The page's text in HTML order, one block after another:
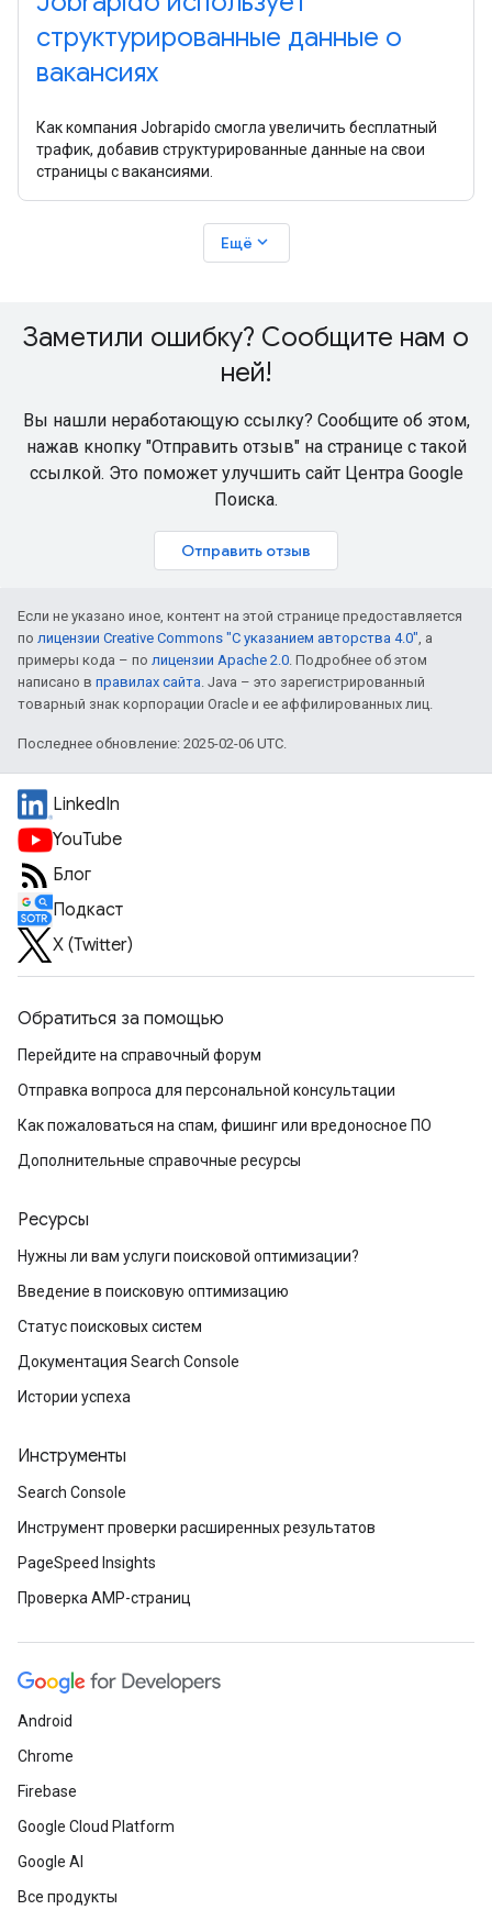
структурированные данные о
вакансиях
Как компания Jobrapido смогла увеличить бесплатный
трафик, добавив структурированные данные на свои
страницы с вакансиями.
Ещё expand_more
Заметили ошибку? Сообщите нам о
ней!
Вы нашли неработающую ссылку? Сообщите об этом,
нажав кнопку "Отправить отзыв" на странице с такой
ссылкой. Это поможет улучшить сайт Центра Google
Поиска.
Отправить отзыв
Если не указано иное, контент на этой странице предоставляется
по лицензии Creative Commons "С указанием авторства 4.0" , а
примеры кода – по лицензии Apache 2.0 . Подробнее об этом
написано в правилах сайта . Java – это зарегистрированный
товарный знак корпорации Oracle и ее аффилированных лиц.
Последнее обновление: 2025-02-06 UTC.
LinkedIn
YouTube
Блог
Подкаст
X (Twitter)
Обратиться за помощью
Перейдите на справочный форум
Отправка вопроса для персональной консультации
Как пожаловаться на спам, фишинг или вредоносное ПО
Дополнительные справочные ресурсы
Ресурсы
Нужны ли вам услуги поисковой оптимизации?
Введение в поисковую оптимизацию
Статус поисковых систем
Документация Search Console
Истории успеха
Инструменты
Search Console
Инструмент проверки расширенных результатов
PageSpeed Insights
Проверка AMP-страниц
Android
Chrome
Firebase
Google Cloud Platform
Google AI
Все продукты